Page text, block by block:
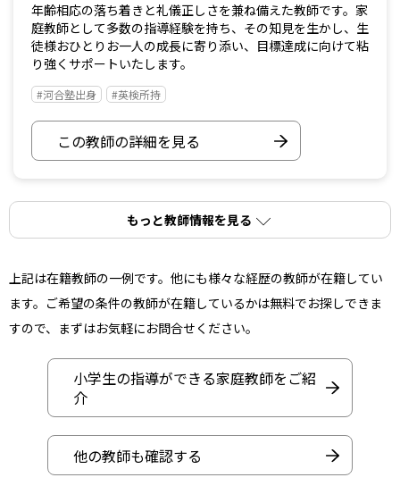
年齢相応の落ち着きと礼儀正しさを兼ね備えた教師です。家
庭教師として多数の指導経験を持ち、その知見を生かし、生
徒様おひとりお一人の成長に寄り添い、目標達成に向けて粘
り強くサポートいたします。
#河合塾出身 #英検所持
この教師の詳細を見る
もっと教師情報を見る
上記は在籍教師の一例です。他にも様々な経歴の教師が在籍してい
ます。ご希望の条件の教師が在籍しているかは無料でお探しできま
すので、まずはお気軽にお問合せください。
小学生の指導ができる家庭教師をご紹
介
他の教師も確認する